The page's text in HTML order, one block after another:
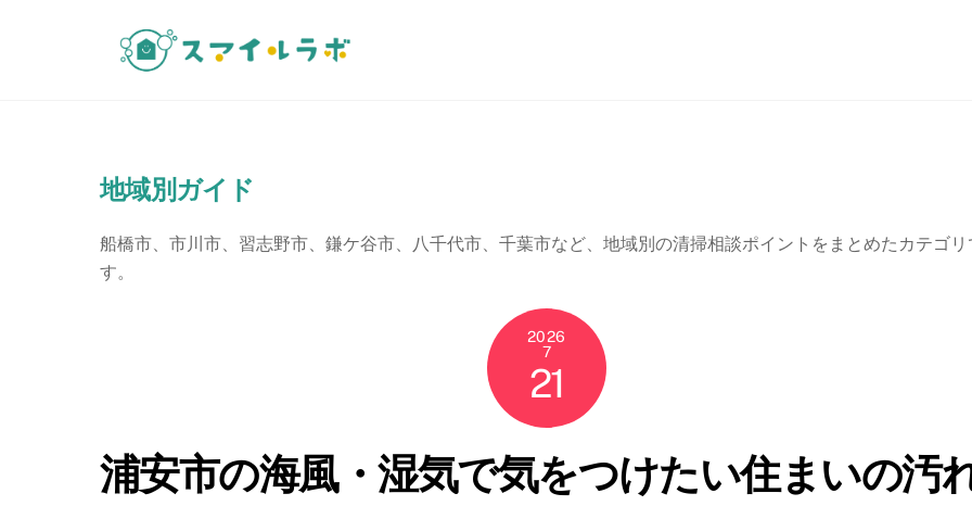
地域別ガイド
船橋市、市川市、習志野市、鎌ケ谷市、八千代市、千葉市など、地域別の清掃相談ポイントをまとめたカテゴリ
す。
2026
7
21
浦安市の海風・湿気で気をつけたい住まいの汚